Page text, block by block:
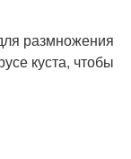
размножения
куста, чтобы